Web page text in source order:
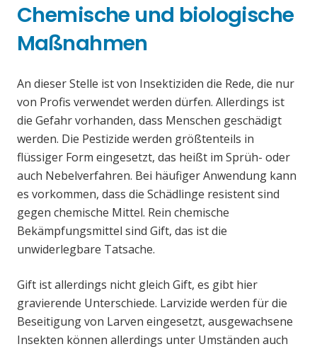
Chemische und biologische
Maßnahmen
An dieser Stelle ist von Insektiziden die Rede, die nur
von Profis verwendet werden dürfen. Allerdings ist
die Gefahr vorhanden, dass Menschen geschädigt
werden. Die Pestizide werden größtenteils in
flüssiger Form eingesetzt, das heißt im Sprüh- oder
auch Nebelverfahren. Bei häufiger Anwendung kann
es vorkommen, dass die Schädlinge resistent sind
gegen chemische Mittel. Rein chemische
Bekämpfungsmittel sind Gift, das ist die
unwiderlegbare Tatsache.
Gift ist allerdings nicht gleich Gift, es gibt hier
gravierende Unterschiede. Larvizide werden für die
Beseitigung von Larven eingesetzt, ausgewachsene
Insekten können allerdings unter Umständen auch